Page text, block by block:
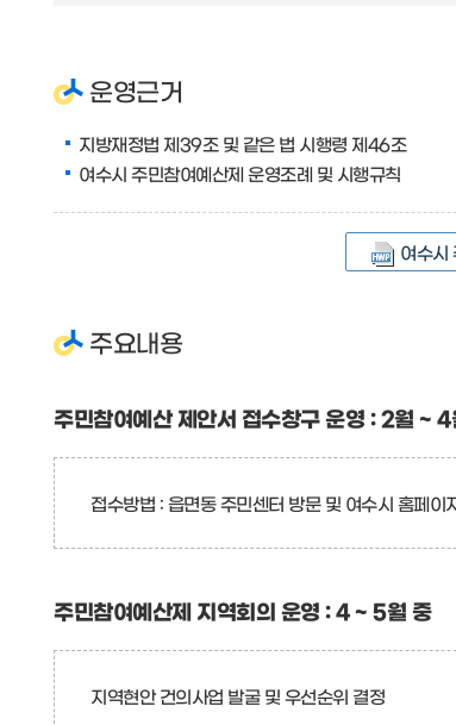
운영근거
지방재정법 제39조 및 같은 법 시행령 제46조
여수시 주민참여예산제 운영조례 및 시행규칙
여수시
주요내용
주민참여예산 제안서 접수창구 운영 : 2월 ~ 4
접수방법 : 읍면동 주민센터 방문 및 여수시 홈페이
주민참여예산제 지역회의 운영 : 4 ~ 5월 중
지역현안 건의사업 발굴 및 우선순위 결정